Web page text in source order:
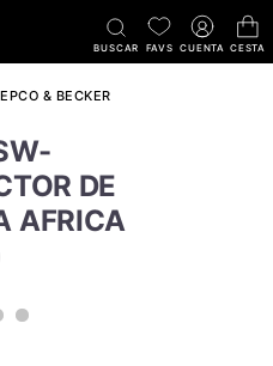
BUSCAR FAVS CUENTA CESTA
& BECKER
DE
AFRICA